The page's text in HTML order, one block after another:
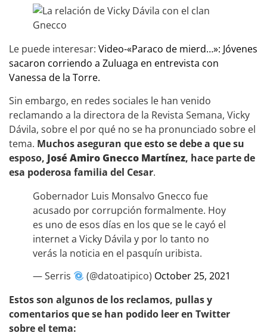
Le puede interesar: Video-«Paraco de mierd…»: Jóvenes
sacaron corriendo a Zuluaga en entrevista con
Vanessa de la Torre.
Sin embargo, en redes sociales le han venido
reclamando a la directora de la Revista Semana, Vicky
Dávila, sobre el por qué no se ha pronunciado sobre el
tema. Muchos aseguran que esto se debe a que su
esposo, José Amiro Gnecco Martínez, hace parte de
esa poderosa familia del Cesar.
Gobernador Luis Monsalvo Gnecco fue
acusado por corrupción formalmente. Hoy
es uno de esos días en los que se le cayó el
internet a Vicky Dávila y por lo tanto no
verás la noticia en el pasquín uribista.
— Serris
(@datoatipico) October 25, 2021
Estos son algunos de los reclamos, pullas y
comentarios que se han podido leer en Twitter
sobre el tema: